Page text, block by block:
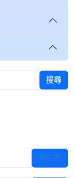
搜尋
查生字